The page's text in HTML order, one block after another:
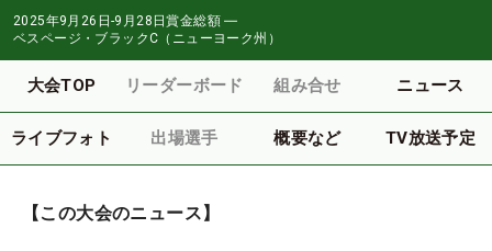
2025年9月26日-9月28日賞金総額 ―
ベスページ・ブラックC（ニューヨーク州）
大会TOP リーダーボード 組み合せ ニュース
ライブフォト 出場選手 概要など TV放送予定
【この大会のニュース】